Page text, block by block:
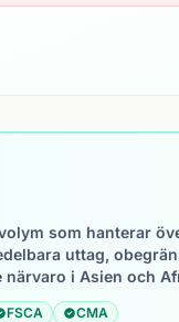
som hanterar
uttag,
i Asien och
FSCA CMA